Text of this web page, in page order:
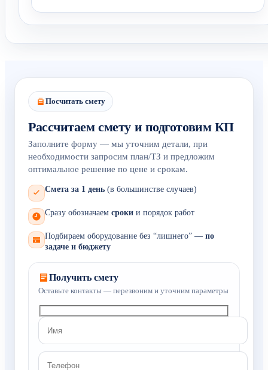
Посчитать смету
Рассчитаем смету и подготовим КП
Заполните форму — мы уточним детали, при
необходимости запросим план/ТЗ и предложим
оптимальное решение по цене и срокам.
Смета за 1 день (в большинстве случаев)
Сразу обозначаем сроки и порядок работ
Подбираем оборудование без “лишнего” — по
задаче и бюджету
Получить смету
Оставьте контакты — перезвоним и уточним параметры